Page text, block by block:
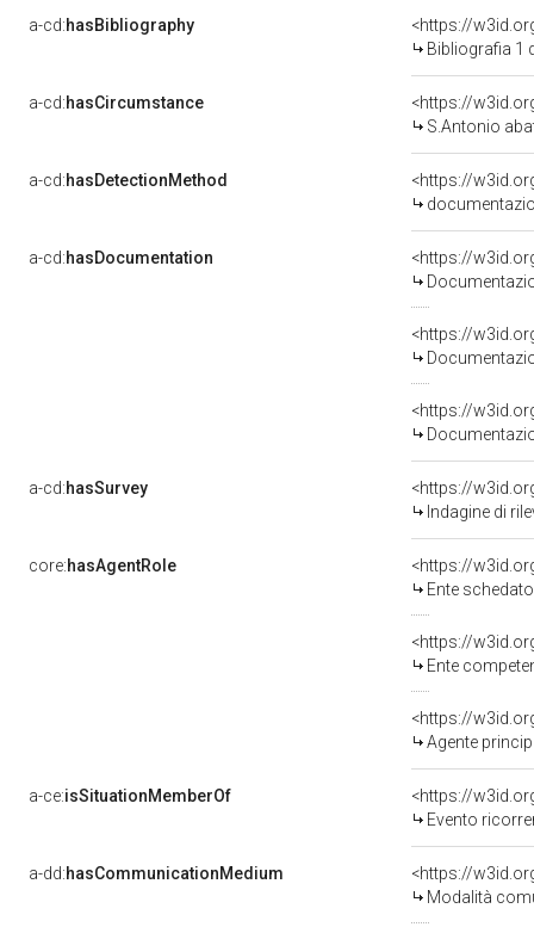
a-cd:hasBibliography
<https://
Bibliografia 1
a-cd:hasCircumstance
<https://
S.Antonio
a-cd:hasDetectionMethod
<https://
a-cd:hasDocumentation
<https://
<https://
a-cd:hasSurvey
<https://
Indagine di
core:hasAgentRole
<https://
Ente schedatore del
<https://
Ente competente
<https://
Agente
a-ce:isSituationMemberOf
<https://
Evento
a-dd:hasCommunicationMedium
<https://
Modalità